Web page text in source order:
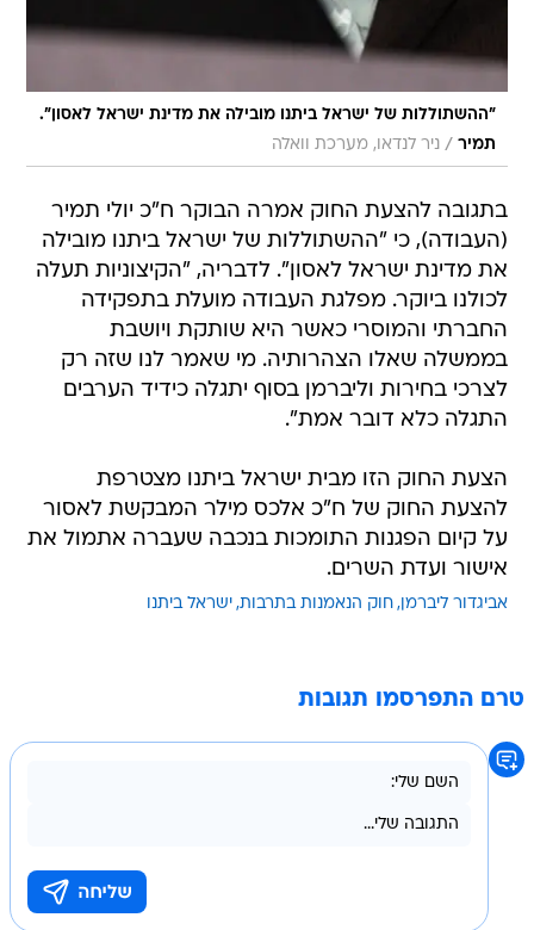
"ההשתוללות של ישראל ביתנו מובילה את מדינת ישראל לאסון".
תמיר / ניר לנדאו, מערכת וואלה
בתגובה להצעת החוק אמרה הבוקר ח"כ יולי תמיר
(העבודה), כי "ההשתוללות של ישראל ביתנו מובילה
את מדינת ישראל לאסון". לדבריה, "הקיצוניות תעלה
לכולנו ביוקר. מפלגת העבודה מועלת בתפקידה
החברתי והמוסרי כאשר היא שותקת ויושבת
בממשלה שאלו הצהרותיה. מי שאמר לנו שזה רק
לצרכי בחירות וליברמן בסוף יתגלה כידיד הערבים
התגלה כלא דובר אמת".
הצעת החוק הזו מבית ישראל ביתנו מצטרפת
להצעת החוק של ח"כ אלכס מילר המבקשת לאסור
על קיום הפגנות התומכות בנכבה שעברה אתמול את
אישור ועדת השרים.
אביגדור ליברמן חוק הנאמנות בתרבות ישראל ביתנו
טרם התפרסמו תגובות